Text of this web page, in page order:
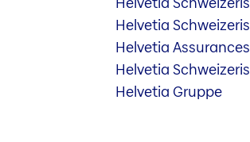
Helvetia
Helvetia
Helvetia
Helvetia Gruppe